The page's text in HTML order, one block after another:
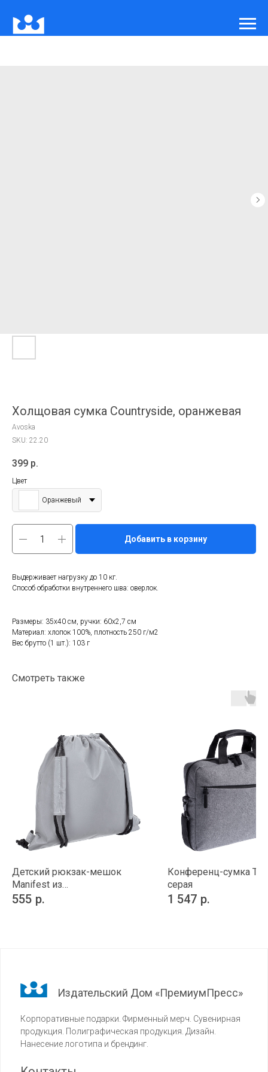
Холщовая сумка Countryside, оранжевая
Avoska
SKU: 22.20
399 р.
Цвет
Оранжевый
Добавить в корзину
Выдерживает нагрузку до 10 кг.
Способ обработки внутреннего шва: оверлок.
Размеры: 35х40 см, ручки: 60х2,7 см
Материал: хлопок 100%, плотность 250 г/м2
Вес брутто (1 шт.): 103 г
Смотреть также
Детский рюкзак-мешок
Manifest из
светоотражающей ткани
555 р.
Конференц-сумка
серая
1 547 р.
Издательский Дом «ПремиумПресс»
Корпоративные подарки. Фирменный мерч. Сувенирная
продукция. Полиграфическая продукция. Дизайн.
Нанесение логотипа и брендинг.